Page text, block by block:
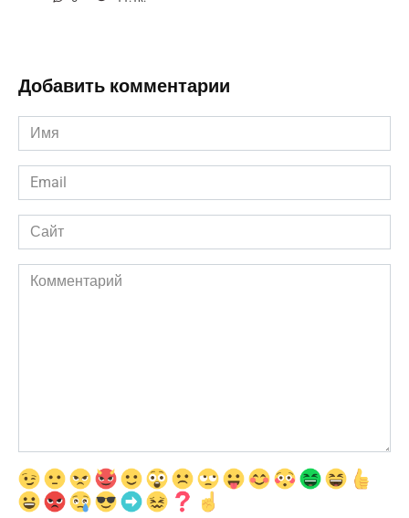
Добавить комментарии
Имя
*
Email
*
Сайт
Комментарий